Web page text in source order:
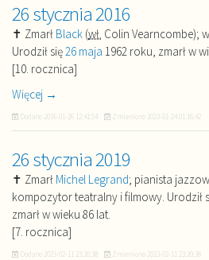
26 stycznia 2016
✝ Zmarł Black (wł. Colin Vearncombe);
Urodził się26 maja 1962 roku, zmarł w
[10. rocznica]
Więcej →
Dodano 2016-01-26 12:41:54 Zmieniono 2023-01-24 01:16:42
26 stycznia 2019
✝ Zmarł Michel Legrand; pianista
kompozytor teatralny i filmowy. Urodził
zmarł w wieku 86 lat.
[7. rocznica]
Dodano 2023-02-11 23:20:38 Zmieniono 2023-02-11 23:20:38